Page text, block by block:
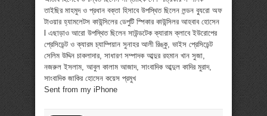
তাইছির মাহমুদ ও প্রধান বক্তা হিসাবে উপস্থিত ছিলেন লন্ডন ব্যুরো অফ
টাওয়ার হ্যামলেটস কাউন্সিলের ডেপুটি স্পিকার কাউন্সিলর আহবাব হোসেন
l এছাড়াও আরো উপস্থিত ছিলেন সাউন্ডটেক ক্যারাম ক্লাবে ইউরোপের
প্রেসিডেন্ট ও ক্যারম চ্যাম্পিয়ান সুনাহর আলী রিঙ্কু, ভাইস প্রেসিডেন্ট
সেলিম উদ্দিন চাকলাদার, সাধারণ সম্পাদক আব্দুর রহমান খান সুজা,
নজরুল ইসলাম, আবুল কালাম আজাদ, সাংবাদিক আব্দুল কাদির মুরাদ,
সাংবাদিক জাকির হোসেন কয়েস প্রমুখ
Sent from my iPhone